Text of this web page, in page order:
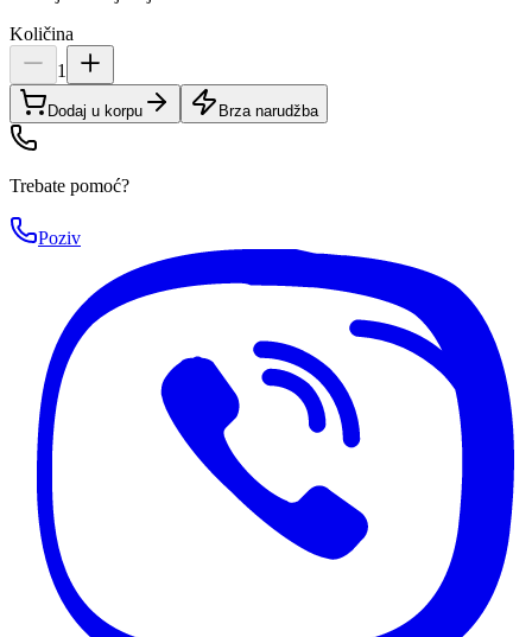
Količina
1
Dodaj u korpu Brza narudžba
Trebate pomoć?
Poziv